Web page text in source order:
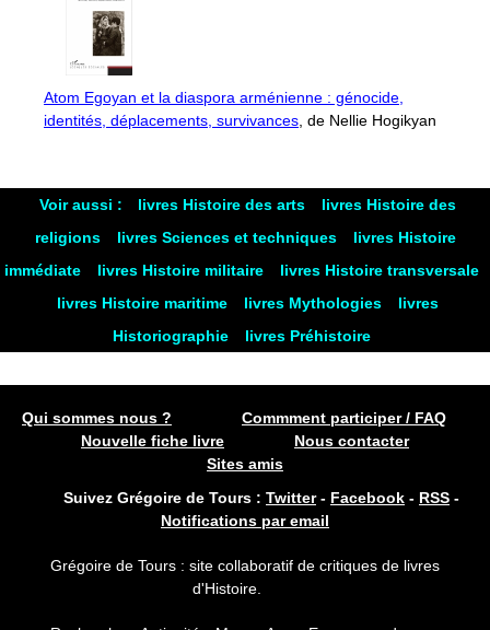
Atom Egoyan et la diaspora arménienne : génocide,
identités, déplacements, survivances , de Nellie Hogikyan
Voir aussi : livres Histoire des arts
livres Histoire des
religions
livres Sciences et techniques
livres Histoire
immédiate
livres Histoire militaire
livres Histoire transversale
livres Histoire maritime
livres Mythologies
livres
Historiographie
livres Préhistoire
Qui sommes nous ?
Commment participer / FAQ
Nouvelle fiche livre
Nous contacter
Sites amis
Suivez Grégoire de Tours : Twitter- Facebook - RSS -
Notifications par email
Grégoire de Tours : site collaboratif de critiques de livres
d'Histoire.